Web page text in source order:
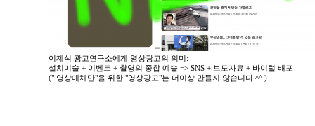
이제석 광고연구소에게 영상광고의 의미:
설치미술 + 이벤트 + 촬영의 종합 예술 => SNS + 보도자료 + 바이럴 배포
(" 영상매체만"을 위한 "영상광고"는 더이상 만들지 않습니다.^^ )